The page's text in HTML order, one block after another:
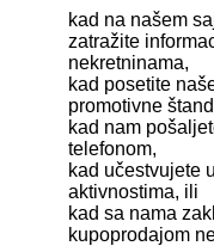
kad na našem
zatražite
nekretninama,
kad posetite
promotivne
kad nam
telefonom,
kad učestvujete
aktivnostima, ili
kad sa nama
kupoprodajom